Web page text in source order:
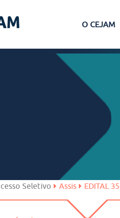
O CEJAM
Ferraz de Vasconcelos
São José dos Campos
Seletivo Assis EDITAL